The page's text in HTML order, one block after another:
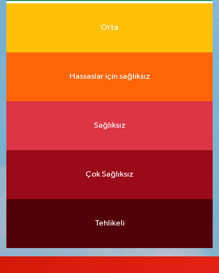
Orta
Hassaslar için sağlıksız
Sağlıksız
Çok Sağlıksız
Tehlikeli